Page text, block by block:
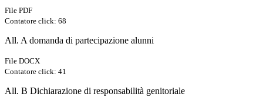
File PDF
Contatore click: 68
All. A domanda di partecipazione alunni
File DOCX
Contatore click: 41
All. B Dichiarazione di responsabilità genitoriale